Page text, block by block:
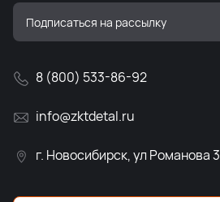
8 (800) 533-86-92
info@zktdetal.ru
г. Новосибирск, ул Романова